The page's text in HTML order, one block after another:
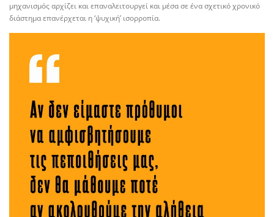
μηχανισμός αρχίζει και επαναλειτουργεί και μέσα σε ένα σχετικό χρονικό
διάστημα επανέρχεται η ‘ψυχική’ ισορροπία.